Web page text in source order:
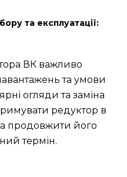
та експлуатації:
ВК важливо
та умови
огляди та заміна
редуктор в
продовжити його
термін.